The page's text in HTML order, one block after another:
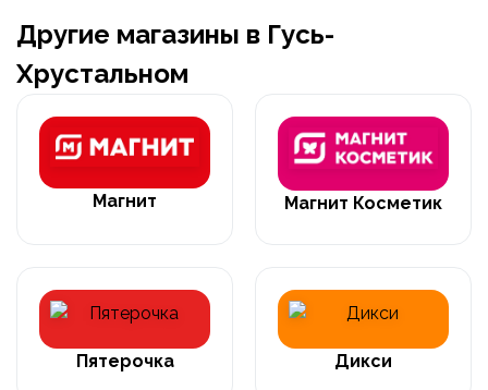
Другие магазины в Гусь-
Хрустальном
Магнит Магнит Косметик
Пятерочка Дикси